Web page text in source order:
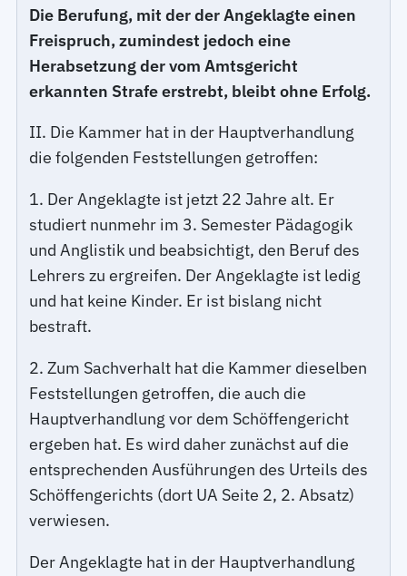
Die Berufung, mit der der Angeklagte einen
Freispruch, zumindest jedoch eine
Herabsetzung der vom Amtsgericht
erkannten Strafe erstrebt, bleibt ohne Erfolg.
II. Die Kammer hat in der Hauptverhandlung
die folgenden Feststellungen getroffen:
1. Der Angeklagte ist jetzt 22 Jahre alt. Er
studiert nunmehr im 3. Semester Pädagogik
und Anglistik und beabsichtigt, den Beruf des
Lehrers zu ergreifen. Der Angeklagte ist ledig
und hat keine Kinder. Er ist bislang nicht
bestraft.
2. Zum Sachverhalt hat die Kammer dieselben
Feststellungen getroffen, die auch die
Hauptverhandlung vor dem Schöffengericht
ergeben hat. Es wird daher zunächst auf die
entsprechenden Ausführungen des Urteils des
Schöffengerichts (dort UA Seite 2, 2. Absatz)
verwiesen.
Der Angeklagte hat in der Hauptverhandlung